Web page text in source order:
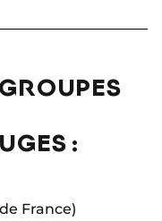
:
France)